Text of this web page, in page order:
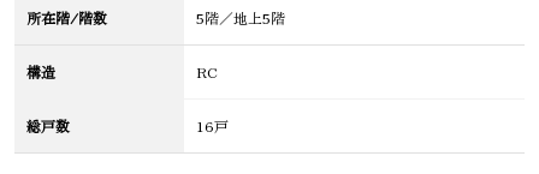
所在階/階数 5階／地上5階
構造 RC
総戸数 16戸